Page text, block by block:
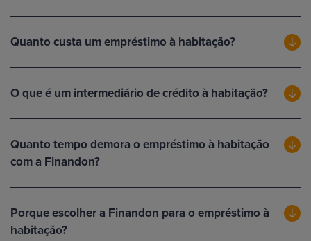
Quanto custa um empréstimo à habitação?
O que é um intermediário de crédito à habitação?
Quanto tempo demora o empréstimo à habitação
com a Finandon?
Porque escolher a Finandon para o empréstimo à
habitação?